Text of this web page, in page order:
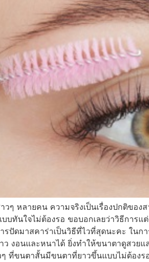
ๆ หลายคน ความจริงเป็นเรื่องปกติขอ
บทันใจไม่ต้องรอ ขอบอกเลยว่าวิธีการ
ปัดมาสคาร่าเป็นวิธีที่ไวที่สุดนะคะ ในก
งอนและหนาได้ ยิ่งทำให้ขนาตาดูสวย
ที่ขนตาสั้นมีขนตาที่ยาวขึ้นแบบไม่ต้องร